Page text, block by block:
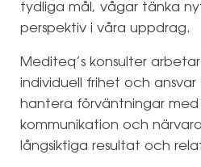
tydliga mål, vågar tänka
perspektiv i våra uppdrag.
Mediteq’s konsulter
individuell frihet och
hantera förväntningar med
kommunikation och
långsiktiga resultat och